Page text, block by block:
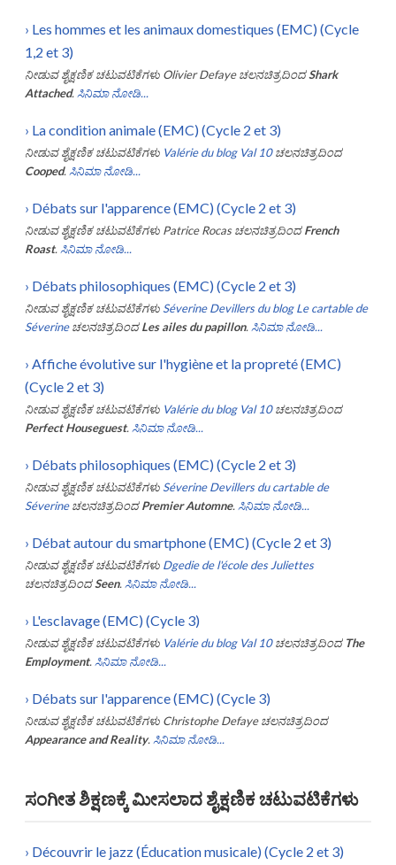
› Les hommes et les animaux domestiques (EMC) (Cycle
1,2 et 3)
ನೀಡುವ ಶೈಕ್ಷಣಿಕ ಚಟುವಟಿಕೆಗಳು Olivier Defaye ಚಲನಚಿತ್ರದಿಂದShark
Attached. ಸಿನಿಮಾ ನೋಡಿ...
› La condition animale (EMC) (Cycle 2 et 3)
ನೀಡುವ ಶೈಕ್ಷಣಿಕ ಚಟುವಟಿಕೆಗಳು Valérie du blog Val 10 ಚಲನಚಿತ್ರದಿಂದ
Cooped. ಸಿನಿಮಾ ನೋಡಿ...
› Débats sur l'apparence (EMC) (Cycle 2 et 3)
ನೀಡುವ ಶೈಕ್ಷಣಿಕ ಚಟುವಟಿಕೆಗಳು Patrice Rocas ಚಲನಚಿತ್ರದಿಂದ French
Roast. ಸಿನಿಮಾ ನೋಡಿ...
› Débats philosophiques (EMC) (Cycle 2 et 3)
ನೀಡುವ ಶೈಕ್ಷಣಿಕ ಚಟುವಟಿಕೆಗಳು Séverine Devillers du blog Le cartable de
Séverine ಚಲನಚಿತ್ರದಿಂದ Les ailes du papillon. ಸಿನಿಮಾ ನೋಡಿ...
› Affiche évolutive sur l'hygiène et la propreté (EMC)
(Cycle 2 et 3)
ನೀಡುವ ಶೈಕ್ಷಣಿಕ ಚಟುವಟಿಕೆಗಳು Valérie du blog Val 10 ಚಲನಚಿತ್ರದಿಂದ
Perfect Houseguest. ಸಿನಿಮಾ ನೋಡಿ...
› Débats philosophiques (EMC) (Cycle 2 et 3)
ನೀಡುವ ಶೈಕ್ಷಣಿಕ ಚಟುವಟಿಕೆಗಳು Séverine Devillers du cartable de
Séverine ಚಲನಚಿತ್ರದಿಂದ Premier Automne. ಸಿನಿಮಾ ನೋಡಿ...
› Débat autour du smartphone (EMC) (Cycle 2 et 3)
ನೀಡುವ ಶೈಕ್ಷಣಿಕ ಚಟುವಟಿಕೆಗಳು Dgedie de l'école des Juliettes
ಚಲನಚಿತ್ರದಿಂದSeen. ಸಿನಿಮಾ ನೋಡಿ...
› L'esclavage (EMC) (Cycle 3)
ನೀಡುವ ಶೈಕ್ಷಣಿಕ ಚಟುವಟಿಕೆಗಳು Valérie du blog Val 10 ಚಲನಚಿತ್ರದಿಂದ The
Employment. ಸಿನಿಮಾ ನೋಡಿ...
› Débats sur l'apparence (EMC) (Cycle 3)
ನೀಡುವ ಶೈಕ್ಷಣಿಕ ಚಟುವಟಿಕೆಗಳು Christophe Defaye ಚಲನಚಿತ್ರದಿಂದ
Appearance and Reality. ಸಿನಿಮಾ ನೋಡಿ...
ಸಂಗೀತ ಶಿಕ್ಷಣಕ್ಕೆ ಮೀಸಲಾದ ಶೈಕ್ಷಣಿಕ ಚಟುವಟಿಕೆಗಳು
› Découvrir le jazz (Éducation musicale) (Cycle 2 et 3)